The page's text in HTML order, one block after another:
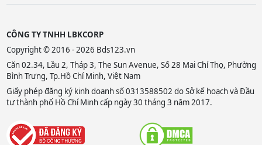
CÔNG TY TNHH LBKCORP
Copyright © 2016 - 2026 Bds123.vn
Căn 02.34, Lầu 2, Tháp 3, The Sun Avenue, Số 28 Mai Chí Thọ, Phường
Bình Trưng, Tp.Hồ Chí Minh, Việt Nam
Giấy phép đăng ký kinh doanh số 0313588502 do Sở kế hoạch và Đầu
tư thành phố Hồ Chí Minh cấp ngày 30 tháng 3 năm 2017.